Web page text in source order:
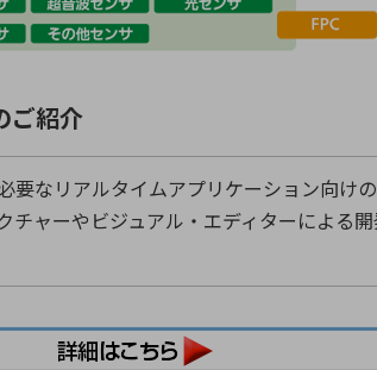
ご紹介
なリアルタイムアプリケーション向け
チャーやビジュアル・エディターによる